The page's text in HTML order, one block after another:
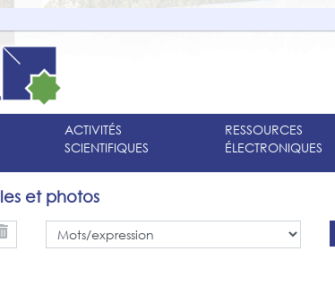
ACTIVITÉS
SCIENTIFIQUES
RESSOURCES
ÉLECTRONIQUES
et photos